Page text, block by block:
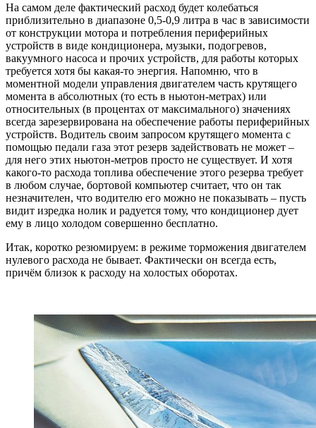
На самом деле фактический расход будет колебаться
приблизительно в диапазоне 0,5-0,9 литра в час в зависимости
от конструкции мотора и потребления периферийных
устройств в виде кондиционера, музыки, подогревов,
вакуумного насоса и прочих устройств, для работы которых
требуется хотя бы какая-то энергия. Напомню, что в
моментной модели управления двигателем часть крутящего
момента в абсолютных (то есть в ньютон-метрах) или
относительных (в процентах от максимального) значениях
всегда зарезервирована на обеспечение работы периферийных
устройств. Водитель своим запросом крутящего момента с
помощью педали газа этот резерв задействовать не может –
для него этих ньютон-метров просто не существует. И хотя
какого-то расхода топлива обеспечение этого резерва требует
в любом случае, бортовой компьютер считает, что он так
незначителен, что водителю его можно не показывать – пусть
видит изредка нолик и радуется тому, что кондиционер дует
ему в лицо холодом совершенно бесплатно.
Итак, коротко резюмируем: в режиме торможения двигателем
нулевого расхода не бывает. Фактически он всегда есть,
причём близок к расходу на холостых оборотах.